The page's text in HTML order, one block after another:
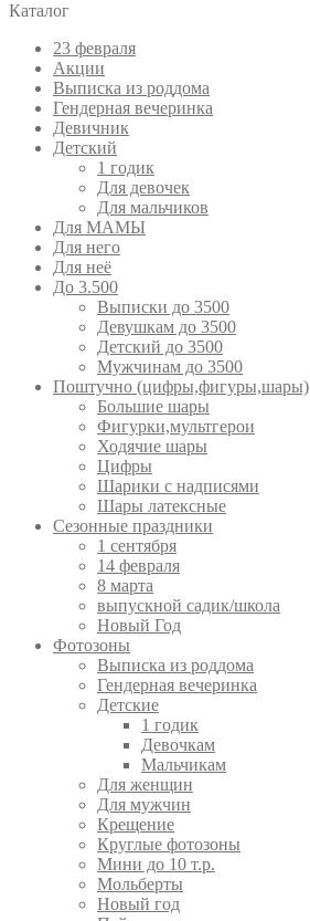
Каталог
23 февраля
Акции
Выписка из роддома
Гендерная вечеринка
Девичник
Детский
1 годик
Для девочек
Для мальчиков
Для МАМЫ
Для него
Для неё
До 3.500
Выписки до 3500
Девушкам до 3500
Детский до 3500
Мужчинам до 3500
Поштучно (цифры,фигуры,шары)
Большие шары
Фигурки,мультгерои
Ходячие шары
Цифры
Шарики с надписями
Шары латексные
Сезонные праздники
1 сентября
14 февраля
8 марта
выпускной садик/школа
Новый Год
Фотозоны
Выписка из роддома
Гендерная вечеринка
Детские
1 годик
Девочкам
Мальчикам
Для женщин
Для мужчин
Крещение
Круглые фотозоны
Мини до 10 т.р.
Мольберты
Новый год